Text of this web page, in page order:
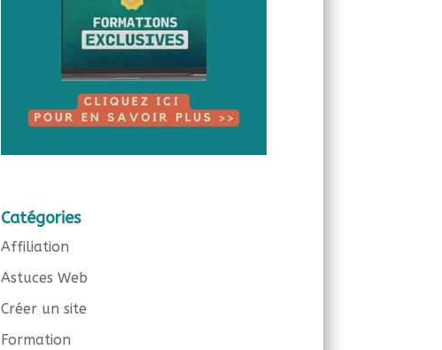
Catégories
Affiliation
Astuces Web
Créer un site
Formation